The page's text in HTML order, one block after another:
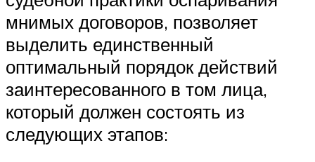
мнимых договоров, позволяет
выделить единственный
оптимальный порядок действий
заинтересованного в том лица,
который должен состоять из
следующих этапов: